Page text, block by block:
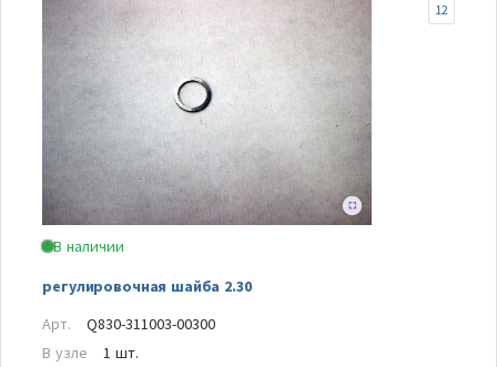
В наличии
регулировочная шайба 2.30
12
Арт.
Q830-311003-00300
В узле
1 шт.